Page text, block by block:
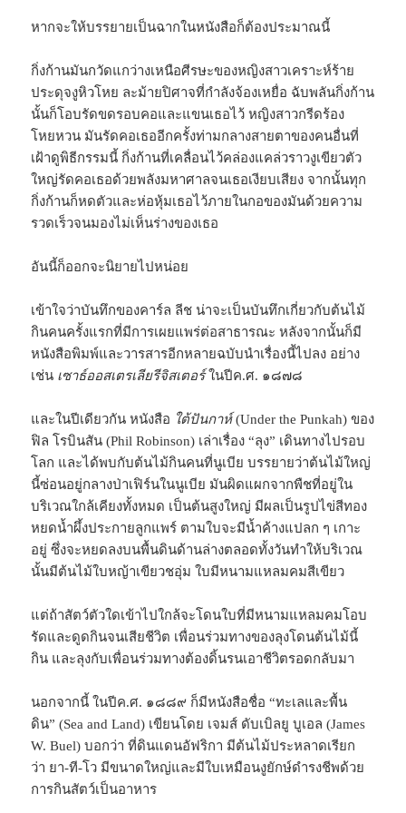
หากจะให้บรรยายเป็นฉากในหนังสือก็ต้องประมาณนี้
กิ่งก้านมันกวัดแกว่างเหนือศีรษะของหญิงสาวเคราะห์ร้าย
ประดุจงูหิวโหย ละม้ายปิศาจที่กำลังจ้องเหยื่อ ฉับพลันกิ่งก้าน
นั้นก็โอบรัดขดรอบคอและแขนเธอไว้ หญิงสาวกรีดร้อง
โหยหวน มันรัดคอเธออีกครั้งท่ามกลางสายตาของคนอื่นที่
เฝ้าดูพิธีกรรมนี้ กิ่งก้านที่เคลื่อนไว้คล่องแคล่วราวงูเขียวตัว
ใหญ่รัดคอเธอด้วยพลังมหาศาลจนเธอเงียบเสียง จากนั้นทุก
กิ่งก้านก็หดตัวและห่อหุ้มเธอไว้ภายในกอของมันด้วยความ
รวดเร็วจนมองไม่เห็นร่างของเธอ
อันนี้ก็ออกจะนิยายไปหน่อย
เข้าใจว่าบันทึกของคาร์ล ลีช น่าจะเป็นบันทึกเกี่ยวกับต้นไม้
กินคนครั้งแรกที่มีการเผยแพร่ต่อสาธารณะ หลังจากนั้นก็มี
หนังสือพิมพ์และวารสารอีกหลายฉบับนำเรื่องนี้ไปลง อย่าง
เช่น เซาธ์ออสเตรเลียรีจิสเตอร์ในปีค.ศ. ๑๘๗๘
และในปีเดียวกัน หนังสือ ใต้ปันกาห์(Under the Punkah) ของ
ฟิล โรบินสัน (Phil Robinson) เล่าเรื่อง “ลุง” เดินทางไปรอบ
โลก และได้พบกับต้นไม้กินคนที่นูเบีย บรรยายว่าต้นไม้ใหญ่
นี้ซ่อนอยู่กลางป่าเฟิร์นในนูเบีย มันผิดแผกจากพืชที่อยู่ใน
บริเวณใกล้เคียงทั้งหมด เป็นต้นสูงใหญ่ มีผลเป็นรูปไข่สีทอง
หยดน้ำผึ้งประกายลูกแพร์ ตามใบจะมีน้ำค้างแปลก ๆ เกาะ
อยู่ ซึ่งจะหยดลงบนพื้นดินด้านล่างตลอดทั้งวันทำให้บริเวณ
นั้นมีต้นไม้ใบหญ้าเขียวชอุ่ม ใบมีหนามแหลมคมสีเขียว
แต่ถ้าสัตว์ตัวใดเข้าไปใกล้จะโดนใบที่มีหนามแหลมคมโอบ
รัดและดูดกินจนเสียชีวิต เพื่อนร่วมทางของลุงโดนต้นไม้นี้
กิน และลุงกับเพื่อนร่วมทางต้องดิ้นรนเอาชีวิตรอดกลับมา
นอกจากนี้ ในปีค.ศ. ๑๘๘๙ ก็มีหนังสือชื่อ “ทะเลและพื้น
ดิน” (Sea and Land) เขียนโดย เจมส์ ดับเบิลยู บูเอล (James
W. Buel) บอกว่า ที่ดินแดนอัฟริกา มีต้นไม้ประหลาดเรียก
ว่า ยา-ที-โว มีขนาดใหญ่และมีใบเหมือนงูยักษ์ดำรงชีพด้วย
การกินสัตว์เป็นอาหาร